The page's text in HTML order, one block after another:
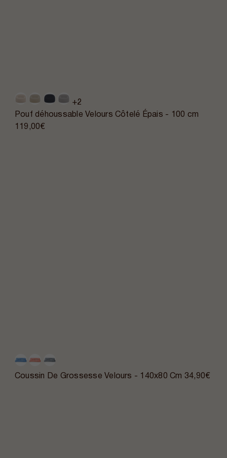
+2
Pouf déhoussable Velours Côtelé Épais - 100 cm
119,00€
Coussin De Grossesse Velours - 140x80 Cm 34,90€